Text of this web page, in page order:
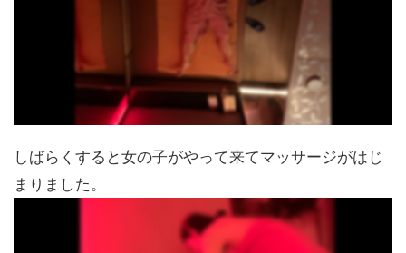
しばらくすると女の子がやって来てマッサージがはじ
まりました。